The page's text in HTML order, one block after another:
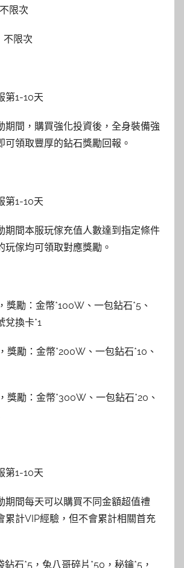
限次
不限次
第1-10天
期間，購買強化投資後，全身裝備強
可領取豐厚的鉆石獎勵回報。
第1-10天
期間本服玩傢充值人數達到指定條件
玩傢均可領取對應獎勵。
獎勵：金幣*100W、一包鉆石*5、
兌換卡*1
獎勵：金幣*200W、一包鉆石*10、
獎勵：金幣*300W、一包鉆石*20、
第1-10天
期間每天可以購買不同金額超值禮
累計VIP經驗，但不會累計相關首充
鉆石*5，兔八哥碎片*50，秘鑰*5，